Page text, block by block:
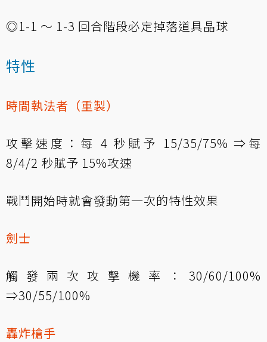
◎1-1 ～ 1-3 回合階段必定掉落道具晶球
特性
時間執法者（重製）
攻擊速度：每 4 秒賦予 15/35/75% ⇒每
8/4/2 秒賦予 15%攻速
戰鬥開始時就會發動第一次的特性效果
劍士
觸發兩次攻擊機率：30/60/100%
⇒30/55/100%
轟炸槍手